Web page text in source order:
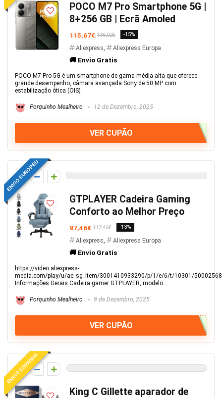
POCO M7 Pro Smartphone 5G |
8+256 GB | Ecrã Amoled
115,67€ 136,02€ -15%
Aliexpress, Aliexpress Europa
🚚 Envio Gratis
POCO M7 Pro 5G é um smartphone de gama média-alta que oferece
grande desempenho, câmara avançada Sony de 50 MP com
estabilização ótica (OIS)
Porquinho Mealheiro 12 de Dezembro, 2025
VER CUPÃO
ENVIO EUROPEU
0
GTPLAYER Cadeira Gaming
Conforto ao Melhor Preço
97,46€ 112,46€ -13%
Aliexpress, Aliexpress Europa
🚚 Envio Gratis
https://video.aliexpress-
media.com/play/u/ae_sg_item/3001410933290/p/1/e/6/t/10301/
Informações Gerais Cadeira gamer GTPLAYER, modelo ...
Porquinho Mealheiro 9 de Dezembro, 2025
VER CUPÃO
ENVIO ESPANHA
0
King C Gillette aparador de